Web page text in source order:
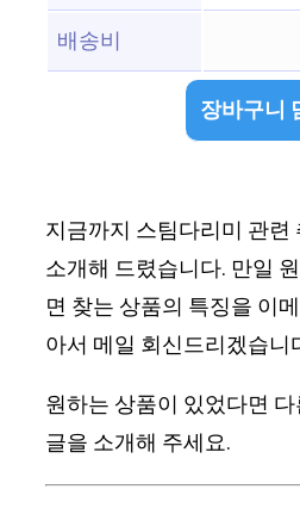
배송비
장바구니
지금까지 스팀다리미 관련
소개해 드렸습니다. 만일
면 찾는 상품의 특징을 이
아서 메일 회신드리겠습니
원하는 상품이 있었다면
글을 소개해 주세요.